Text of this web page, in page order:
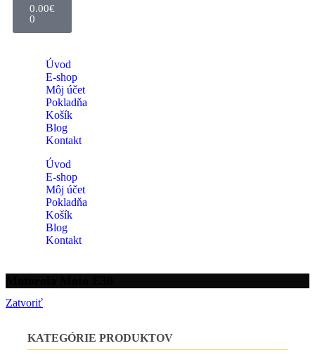
0.00€
0
Úvod
E-shop
Môj účet
Pokladňa
Košík
Blog
Kontakt
Úvod
E-shop
Môj účet
Pokladňa
Košík
Blog
Kontakt
Zatvoriť
KATEGÓRIE PRODUKTOV